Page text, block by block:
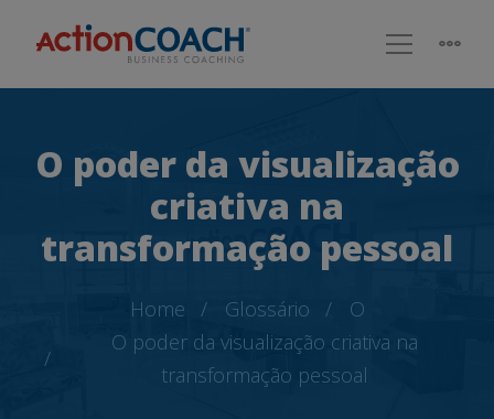
O poder da visualização
criativa na
transformação pessoal
Home Glossário
O
O poder da visualização criativa na
transformação pessoal